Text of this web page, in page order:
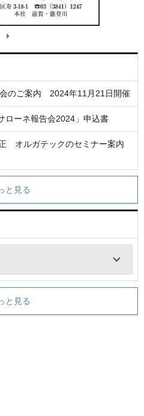
のご案内 2024年11月21日開催
ローネ報告会2024」申込書
オルガテックのセミナー案内
と見る
と見る